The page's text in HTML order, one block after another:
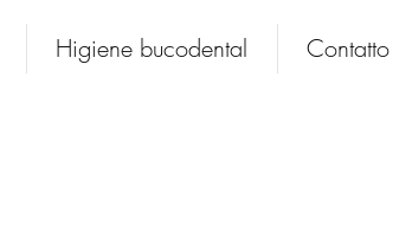
Higiene bucodental Contatto